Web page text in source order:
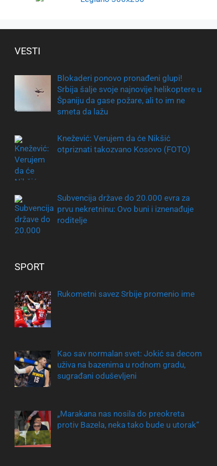
VESTI
Blokaderi ponovo pronađeni glupi!
Srbija šalje svoje najnovije helikoptere u
Španiju da gase požare, ali to im ne
smeta da lažu
Knežević: Verujem da će Nikšić
otpriznati takozvano Kosovo (FOTO)
Subvencija države do 20.000 evra za
prvu nekretninu: Ovo buni i iznenađuje
roditelje
SPORT
Rukometni savez Srbije promenio ime
Kao sav normalan svet: Jokić sa decom
uživa na bazenima u rodnom gradu,
sugrađani oduševljeni
„Marakana nas nosila do preokreta
protiv Bazela, neka tako bude u utorak“